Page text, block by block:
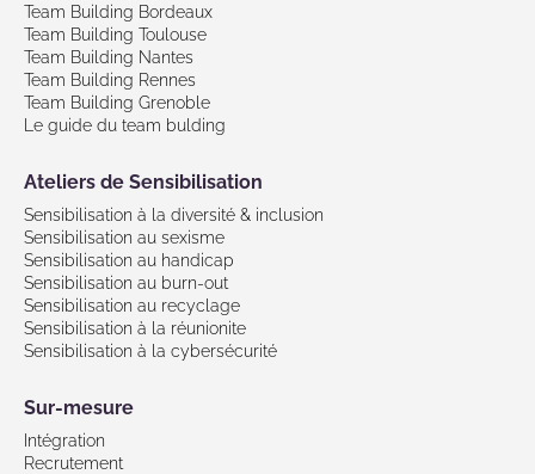
Team Building Bordeaux
Team Building Toulouse
Team Building Nantes
Team Building Rennes
Team Building Grenoble
Le guide du team bulding
Ateliers de Sensibilisation
Sensibilisation à la diversité & inclusion
Sensibilisation au sexisme
Sensibilisation au handicap
Sensibilisation au burn-out
Sensibilisation au recyclage
Sensibilisation à la réunionite
Sensibilisation à la cybersécurité
Sur-mesure
Intégration
Recrutement